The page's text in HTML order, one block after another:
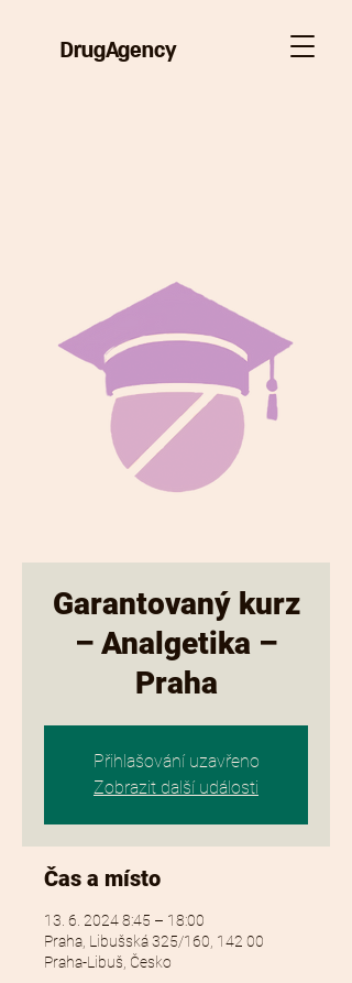
DrugAgency
Garantovaný kurz
– Analgetika –
Praha
Přihlašování uzavřeno
Zobrazit další události
Čas a místo
13. 6. 2024 8:45 – 18:00
Praha, Libušská 325/160, 142 00
Praha-Libuš, Česko